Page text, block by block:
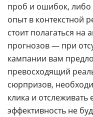
проб и ошибок, либо
опыт в контекстной
стоит полагаться на
прогнозов — при
кампании вам
превосходящий
сюрпризов,
клика и отслеживать
эффективность не